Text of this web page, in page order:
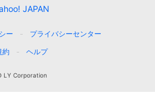
JAPAN
ー
プライバシーセンター
約
ヘルプ
LY Corporation